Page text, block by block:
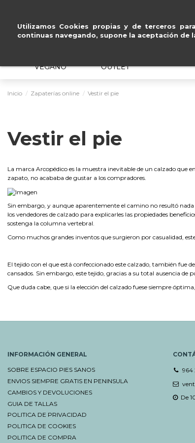
Utilizamos Cookies propias y de terceros
continuas navegando, supone la aceptación de
VEGANO OUTLET
Inicio Zapaterías online Vestir el pie
Vestir el pie
La marca Arcopédico es la muestra inevitable de un calzado que
zapato, no acababa de gustar a los compradores.
Sin embargo, y aunque aparentemente el camino no resultó nada
los vendedores de calzado para explicarles las propiedades
sostenga la columna vertebral.
Como muchos grandes inventos que surgieron por casualidad,
El tejido con el que está confeccionado este calzado, también fue
cansados. Sin embargo, este tejido, gracias a su total ausencia de
Que duda cabe, que si la elección del calzado fuese siempre
INFORMACIÓN GENERAL
SOBRE ESPACIO PIES SANOS
ENVIOS SIEMPRE GRATIS EN PENINSULA
CAMBIOS Y DEVOLUCIONES
GUIA DE TALLAS
POLITICA DE PRIVACIDAD
POLITICA DE COOKIES
POLITICA DE COMPRA
964
De